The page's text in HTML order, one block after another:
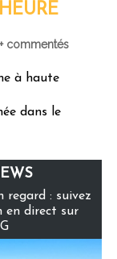
HEURE
commentés
à haute
dans le
regard : suivez
en direct sur